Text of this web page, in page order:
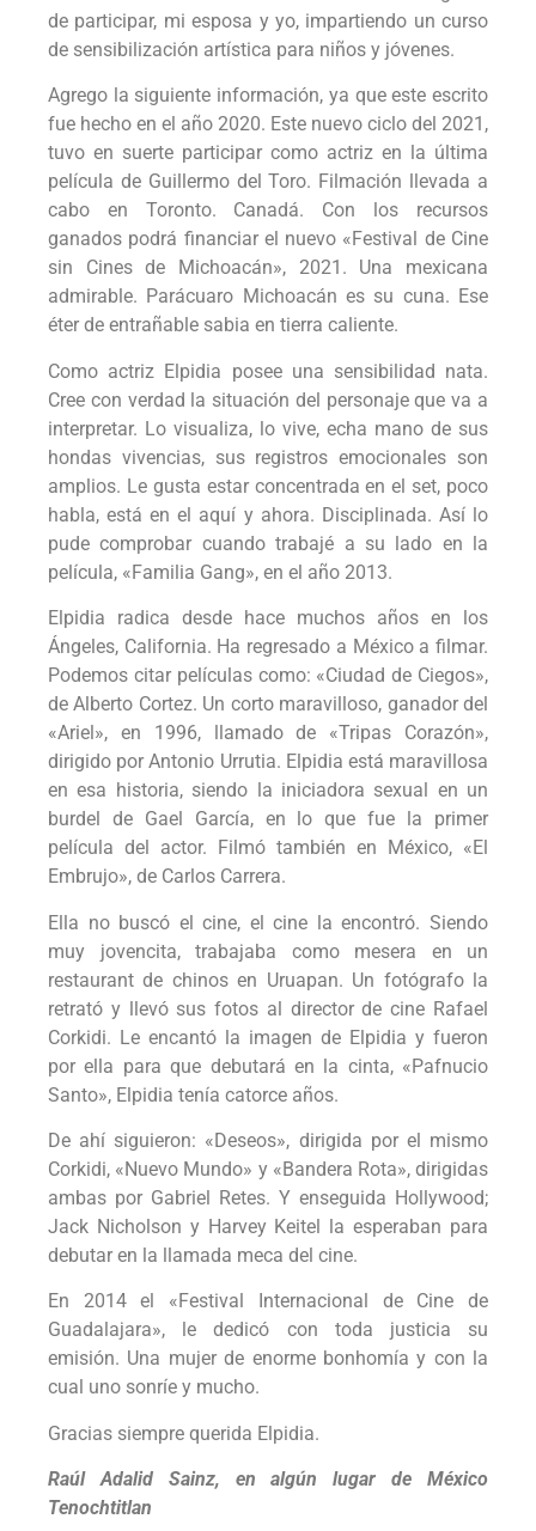
de participar, mi esposa y yo, impartiendo un curso
de sensibilización artística para niños y jóvenes.
Agrego la siguiente información, ya que este escrito
fue hecho en el año 2020. Este nuevo ciclo del 2021,
tuvo en suerte participar como actriz en la última
película de Guillermo del Toro. Filmación llevada a
cabo en Toronto. Canadá. Con los recursos
ganados podrá financiar el nuevo «Festival de Cine
sin Cines de Michoacán», 2021. Una mexicana
admirable. Parácuaro Michoacán es su cuna. Ese
éter de entrañable sabia en tierra caliente.
Como actriz Elpidia posee una sensibilidad nata.
Cree con verdad la situación del personaje que va a
interpretar. Lo visualiza, lo vive, echa mano de sus
hondas vivencias, sus registros emocionales son
amplios. Le gusta estar concentrada en el set, poco
habla, está en el aquí y ahora. Disciplinada. Así lo
pude comprobar cuando trabajé a su lado en la
película, «Familia Gang», en el año 2013.
Elpidia radica desde hace muchos años en los
Ángeles, California. Ha regresado a México a filmar.
Podemos citar películas como: «Ciudad de Ciegos»,
de Alberto Cortez. Un corto maravilloso, ganador del
«Ariel», en 1996, llamado de «Tripas Corazón»,
dirigido por Antonio Urrutia. Elpidia está maravillosa
en esa historia, siendo la iniciadora sexual en un
burdel de Gael García, en lo que fue la primer
película del actor. Filmó también en México, «El
Embrujo», de Carlos Carrera.
Ella no buscó el cine, el cine la encontró. Siendo
muy jovencita, trabajaba como mesera en un
restaurant de chinos en Uruapan. Un fotógrafo la
retrató y llevó sus fotos al director de cine Rafael
Corkidi. Le encantó la imagen de Elpidia y fueron
por ella para que debutará en la cinta, «Pafnucio
Santo», Elpidia tenía catorce años.
De ahí siguieron: «Deseos», dirigida por el mismo
Corkidi, «Nuevo Mundo» y «Bandera Rota», dirigidas
ambas por Gabriel Retes. Y enseguida Hollywood;
Jack Nicholson y Harvey Keitel la esperaban para
debutar en la llamada meca del cine.
En 2014 el «Festival Internacional de Cine de
Guadalajara», le dedicó con toda justicia su
emisión. Una mujer de enorme bonhomía y con la
cual uno sonríe y mucho.
Gracias siempre querida Elpidia.
Raúl Adalid Sainz, en algún lugar de México
Tenochtitlan